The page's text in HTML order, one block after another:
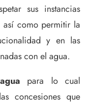
sus instancias
así como permitir la
y en las
con el agua.
para lo cual
concesiones que